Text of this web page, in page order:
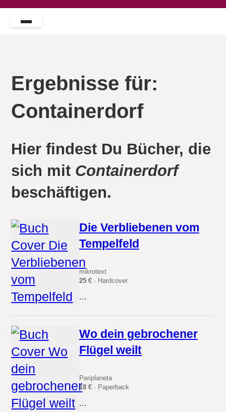
Ergebnisse für:
Containerdorf
Hier findest Du Bücher, die
sich mit Containerdorf
beschäftigen.
Die Verbliebenen vom
Tempelfeld
mikrotext
25 €· Hardcover
...
Wo dein gebrochener
Flügel weilt
Periplaneta
18 €· Paperback
...